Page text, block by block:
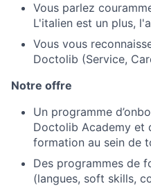
Vous parlez
L'italien est un plus,
Vous vous
Doctolib (Service,
Notre offre
Un programme
Doctolib Academy et
formation au sein de
Des programmes de
(langues, soft skills,